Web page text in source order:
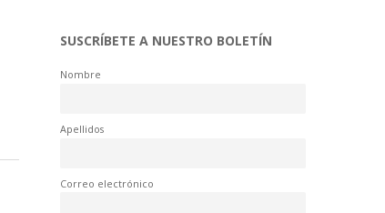
SUSCRÍBETE A NUESTRO BOLETÍN
Nombre
Apellidos
Correo electrónico